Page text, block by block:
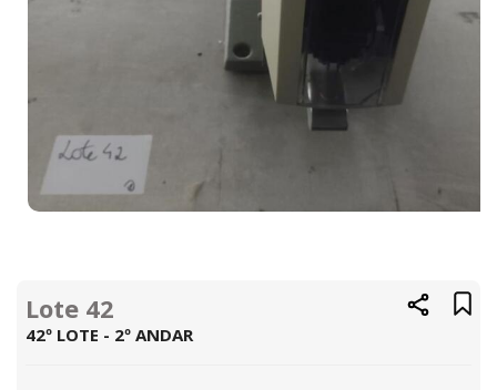
Lote 42
42º LOTE - 2º ANDAR